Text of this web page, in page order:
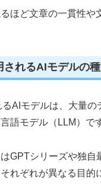
ほど文章の一貫性や
れるAIモデルの
AIモデルは、大量の
語モデル（LLM）で
GPTシリーズや独自
れぞれが異なる目的